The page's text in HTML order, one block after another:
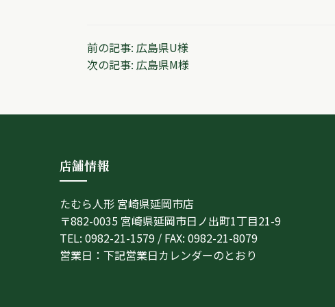
投
稿
ゲ
ー
シ
ョ
ン
前の記事: 広島県U様
次の記事: 広島県M様
店舗情報
たむら人形 宮崎県延岡市店
〒882-0035 宮崎県延岡市日ノ出町1丁目21-9
TEL: 0982-21-1579 / FAX: 0982-21-8079
営業日：下記営業日カレンダーのとおり